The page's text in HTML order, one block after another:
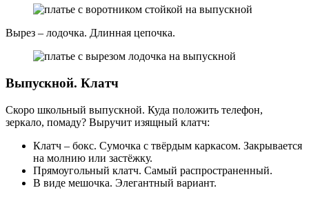
Вырез – лодочка. Длинная цепочка.
Выпускной. Клатч
Скоро школьный выпускной. Куда положить телефон,
зеркало, помаду? Выручит изящный клатч:
Клатч – бокс. Сумочка с твёрдым каркасом. Закрывается
на молнию или застёжку.
Прямоугольный клатч. Самый распространенный.
В виде мешочка. Элегантный вариант.